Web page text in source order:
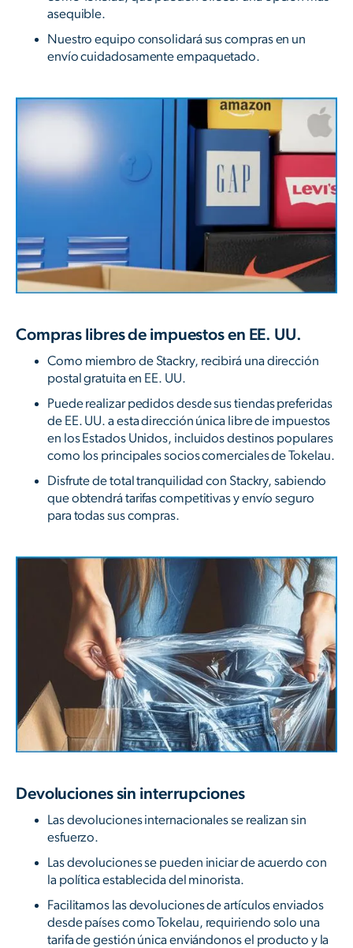
asequible.
Nuestro equipo consolidará sus compras en un
envío cuidadosamente empaquetado.
Compras libres de impuestos en EE. UU.
Como miembro de Stackry, recibirá una dirección
postal gratuita en EE. UU.
Puede realizar pedidos desde sus tiendas preferidas
de EE. UU. a esta dirección única libre de impuestos
en los Estados Unidos, incluidos destinos populares
como los principales socios comerciales de Tokelau.
Disfrute de total tranquilidad con Stackry, sabiendo
que obtendrá tarifas competitivas y envío seguro
para todas sus compras.
Devoluciones sin interrupciones
Las devoluciones internacionales se realizan sin
esfuerzo.
Las devoluciones se pueden iniciar de acuerdo con
la política establecida del minorista.
Facilitamos las devoluciones de artículos enviados
desde países como Tokelau, requiriendo solo una
tarifa de gestión única enviándonos el producto y la